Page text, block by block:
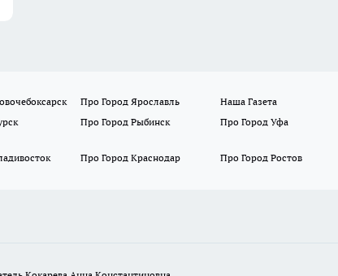
Про Город Ярославль Наша Газета
Про Город Рыбинск Про Город Уфа
Про Город Краснодар Про Город Ростов